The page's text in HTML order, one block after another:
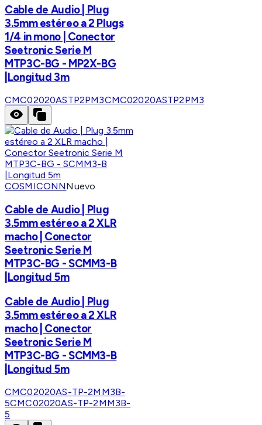
Cable de Audio | Plug
3.5mm estéreo a 2 Plugs
1/4 in mono | Conector
Seetronic Serie M
MTP3C-BG - MP2X-BG
|Longitud 3m
CMC02020ASTP2PM3CMC02020ASTP2PM3
COSMICONNNuevo
Cable de Audio | Plug
3.5mm estéreo a 2 XLR
macho | Conector
Seetronic Serie M
MTP3C-BG - SCMM3-B
|Longitud 5m
Cable de Audio | Plug
3.5mm estéreo a 2 XLR
macho | Conector
Seetronic Serie M
MTP3C-BG - SCMM3-B
|Longitud 5m
CMC02020AS-TP-2MM3B-
5CMC02020AS-TP-2MM3B-
5